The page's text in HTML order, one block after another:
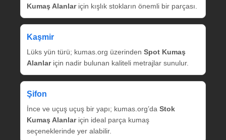
Kumaş Alanlariçin kışlık stokların önemli bir parçası.
Kaşmir
Lüks yün türü; kumas.org üzerinden Spot Kumaş
Alanlariçin nadir bulunan kaliteli metrajlar sunulur.
Şifon
İnce ve uçuş uçuş bir yapı; kumas.org’da Stok
Kumaş Alanlariçin ideal parça kumaş
seçeneklerinde yer alabilir.